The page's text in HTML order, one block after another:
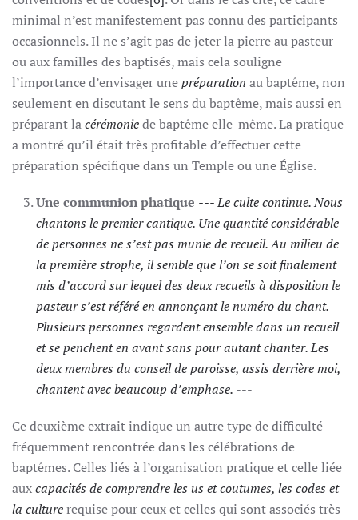
minimal n’est manifestement pas connu des participants
occasionnels. Il ne s’agit pas de jeter la pierre au pasteur
ou aux familles des baptisés, mais cela souligne
l’importance d’envisager unepréparation au baptême, non
seulement en discutant le sens du baptême, mais aussi en
préparant lacérémoniede baptême elle-même. La pratique
a montré qu’il était très profitable d’effectuer cette
préparation spécifique dans un Temple ou une Église.
Une communion phatique --- Le culte continue. Nous
chantons le premier cantique. Une quantité considérable
de personnes ne s’est pas munie de recueil. Au milieu de
la première strophe, il semble que l’on se soit finalement
mis d’accord sur lequel des deux recueils à disposition le
pasteur s’est référé en annonçant le numéro du chant.
Plusieurs personnes regardent ensemble dans un recueil
et se penchent en avant sans pour autant chanter. Les
deux membres du conseil de paroisse, assis derrière moi,
chantent avec beaucoup d’emphase. ---
Ce deuxième extrait indique un autre type de difficulté
fréquemment rencontrée dans les célébrations de
baptêmes. Celles liés à l’organisation pratique et celle liée
auxcapacités de comprendre les us et coutumes, les codes et
la culturerequise pour ceux et celles qui sont associés très